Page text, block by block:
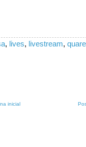
, lives, livestream,
inicial